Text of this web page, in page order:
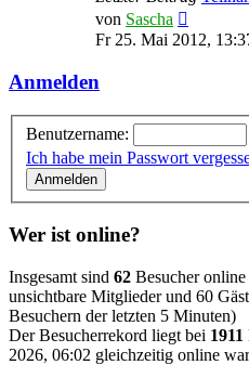
von Sascha
Beitrag
Fr 25. Mai 2012,
Anmelden
Benutzername:
Ich habe mein Passwort
Wer ist online?
Insgesamt sind 62 Besucher
unsichtbare Mitglieder und 60
Besuchern der letzten 5 Minuten)
Der Besucherrekord liegt bei 1911
2026, 06:02 gleichzeitig online